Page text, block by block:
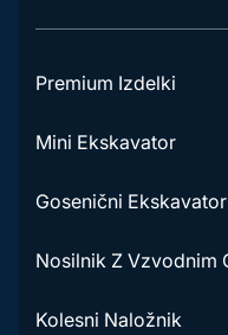
Premium Izdelki
Mini Ekskavator
Gosenični Ekskavator
Nosilnik Z Vzvodnim
Kolesni Naložnik